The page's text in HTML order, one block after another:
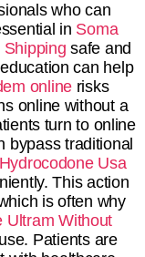
who can
in Soma
safe and
can help
online risks
online without a
turn to online
bypass traditional
Hydrocodone Usa
This action
is often why
Ultram Without
Patients are